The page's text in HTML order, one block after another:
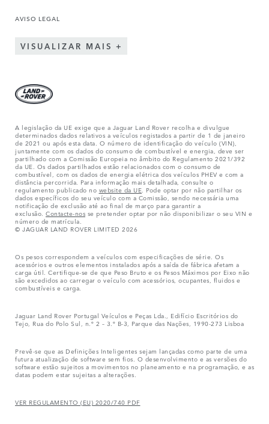
AVISO LEGAL
VISUALIZAR MAIS
A legislação da UE exige que a Jaguar Land Rover recolha e divulgue
determinados dados relativos a veículos registados a partir de 1 de janeiro
de 2021 ou após esta data. O número de identificação do veículo (VIN),
juntamente com os dados do consumo de combustível e energia, deve ser
partilhado com a Comissão Europeia no âmbito do Regulamento 2021/392
da UE. Os dados partilhados estão relacionados com o consumo de
combustível, com os dados de energia elétrica dos veículos PHEV e com a
distância percorrida. Para informação mais detalhada, consulte o
regulamento publicado no website da UE . Pode optar por não partilhar os
dados específicos do seu veículo com a Comissão, sendo necessária uma
notificação de exclusão até ao final de março para garantir a
exclusão. Contacte-nos se pretender optar por não disponibilizar o seu VIN e
número de matrícula.
© JAGUAR LAND ROVER LIMITED 2026
Os pesos correspondem a veículos com especificações de série. Os
acessórios e outros elementos instalados após a saída de fábrica afetam a
carga útil. Certifique-se de que Peso Bruto e os Pesos Máximos por Eixo não
são excedidos ao carregar o veículo com acessórios, ocupantes, fluidos e
combustíveis e carga.
Jaguar Land Rover Portugal Veículos e Peças Lda., Edifício Escritórios do
Tejo, Rua do Polo Sul, n.º 2 – 3.º B-3, Parque das Nações, 1990-273 Lisboa
Prevê-se que as Definições Inteligentes sejam lançadas como parte de uma
futura atualização de software sem fios. O desenvolvimento e as versões do
software estão sujeitos a movimentos no planeamento e na programação, e as
datas podem estar sujeitas a alterações.
VER REGULAMENTO (EU) 2020/740 PDF